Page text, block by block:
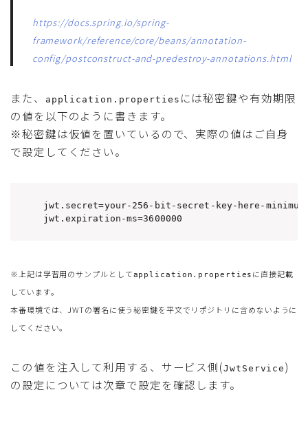
https://docs.spring.io/spring-
framework/reference/core/beans/annotation-
config/postconstruct-and-predestroy-annotations.html
また、 application.properties には秘密鍵や有効期限
の値を以下のように書きます。
※秘密鍵は仮値を置いているので、実際の値はご自身
で設定してください。
jwt.secret=your-256-bit-secret-key-here-
jwt.expiration-ms=3600000
※上記は学習用のサンプルとしてapplication.properties に直接記載
しています。
本番環境では、JWTの署名に使う秘密鍵を平文でリポジトリに含めないように
してください。
この値を注入して利用する、サービス側(JwtService )
の設定については次章で設定を確認します。